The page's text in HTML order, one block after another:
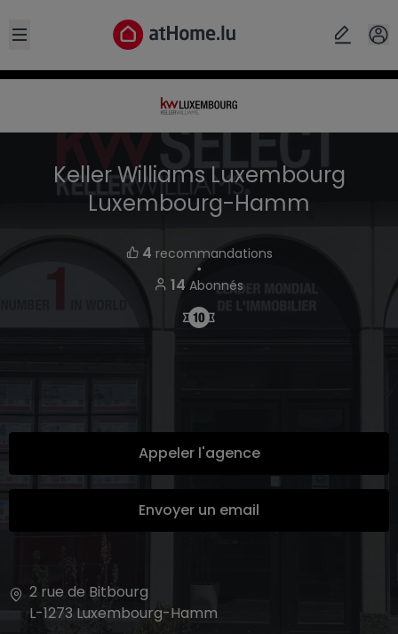
Open sidebar
Keller Williams Luxembourg
Luxembourg-Hamm
4 recommandations
・
14 Abonnés
Appeler l'agence
Envoyer un email
2 rue de Bitbourg
L-1273 Luxembourg-Hamm